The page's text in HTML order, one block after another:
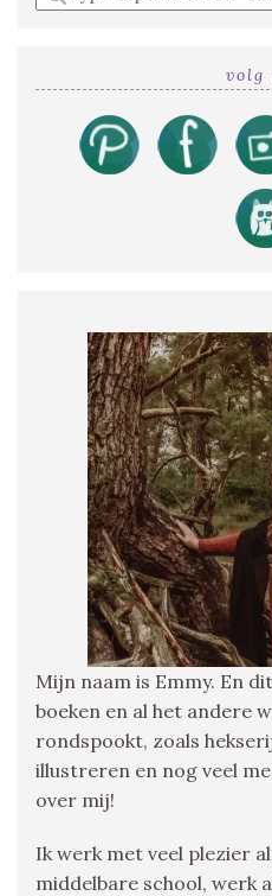
a
volg
Mijn naam is Emmy. En
boeken en al het andere
rondspookt, zoals
illustreren en nog veel
over mij!
Ik werk met veel plezier
middelbare school, werk